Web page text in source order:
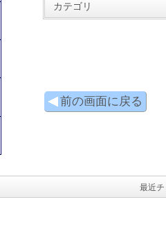
カテゴリ
前の画面に戻る
最近